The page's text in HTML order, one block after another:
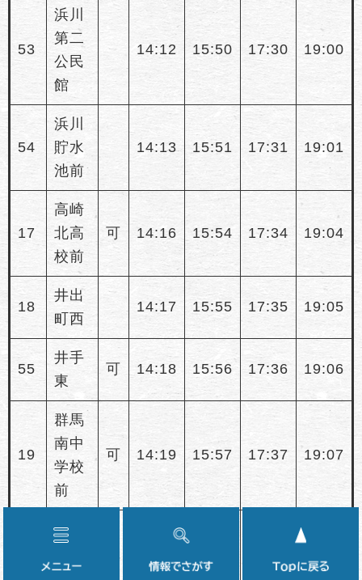
53
浜川
第二
公民
館
14:12 15:50 17:30 19:00
54
浜川
貯水
池前
14:13 15:51 17:31 19:01
17
高崎
北高
校前
可 14:16 15:54 17:34 19:04
18
井出
町西
14:17 15:55 17:35 19:05
55
井手
東
可 14:18 15:56 17:36 19:06
19
群馬
南中
学校
前
可 14:19 15:57 17:37 19:07
けや
園入
可 14:20 15:58 17:38 19:08